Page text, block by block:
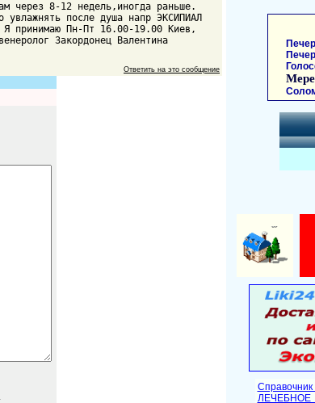
через 8-12 недель,иногда раньше.
увлажнять после душа напр ЭКСИПИАЛ
Я принимаю Пн-Пт 16.00-19.00 Киев,
Закордонец Валентина
Ответить на это сообщение